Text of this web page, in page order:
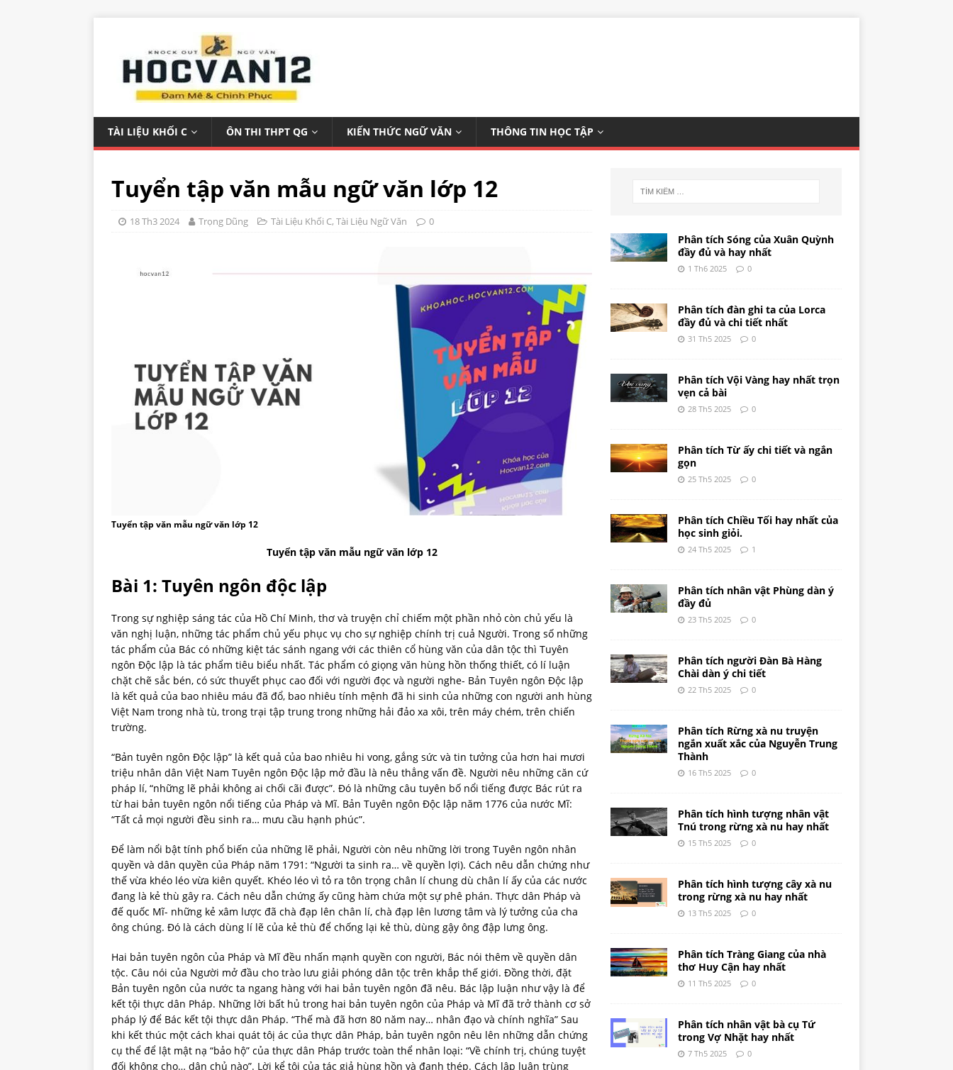
TÀI LIỆU KHỐI C ÔN THI THPT QG KIẾN THỨC NGỮ VĂN THÔNG TIN HỌC TẬP
Tuyển tập văn mẫu ngữ văn lớp 12
18 Th3 2024 Trọng Dũng Tài Liệu Khối C, Tài Liệu Ngữ Văn 0
Tuyển tập văn mẫu ngữ văn lớp 12
Tuyển tập văn mẫu ngữ văn lớp 12
Bài 1: Tuyên ngôn độc lập
Trong sự nghiệp sáng tác của Hồ Chí Minh, thơ và truyện chỉ chiếm một phần nhỏ còn chủ yếu là
văn nghị luận, những tác phẩm chủ yếu phục vụ cho sự nghiệp chính trị cuả Người. Trong số những
tác phẩm của Bác có những kiệt tác sánh ngang với các thiên cổ hùng văn của dân tộc thì Tuyên
ngôn Độc lập là tác phẩm tiêu biểu nhất. Tác phẩm có giọng văn hùng hồn thống thiết, có lí luận
chặt chẽ sắc bén, có sức thuyết phục cao đối với người đọc và người nghe- Bản Tuyên ngôn Độc lập
là kết quả của bao nhiêu máu đã đổ, bao nhiêu tính mệnh đã hi sinh của những con người anh hùng
Việt Nam trong nhà tù, trong trại tập trung trong những hải đảo xa xôi, trên máy chém, trên chiến
trường.
“Bản tuyên ngôn Độc lập” là kết quả của bao nhiêu hi vong, gắng sức và tin tưởng của hơn hai mươi
triệu nhân dân Việt Nam Tuyên ngôn Độc lập mở đầu là nêu thẳng vấn đề. Người nêu những căn cứ
pháp lí, “những lẽ phải không ai chối cãi được”. Đó là những câu tuyên bố nổi tiếng được Bác rút ra
từ hai bản tuyên ngôn nổi tiếng của Pháp và Mĩ. Bản Tuyên ngôn Độc lập năm 1776 của nước Mĩ:
“Tất cả mọi người đều sinh ra… mưu cầu hạnh phúc”.
Để làm nổi bật tính phổ biến của những lẽ phải, Người còn nêu những lời trong Tuyên ngôn nhân
quyền và dân quyền của Pháp năm 1791: “Người ta sinh ra… về quyền lợi). Cách nêu dẫn chứng như
thế vừa khéo léo vừa kiên quyết. Khéo léo vì tỏ ra tôn trọng chân lí chung dù chân lí ấy của các nước
đang là kẻ thù gây ra. Cách nêu dẫn chứng ấy cũng hàm chứa một sự phê phán. Thực dân Pháp và
đế quốc Mĩ- những kẻ xâm lược đã chà đạp lên chân lí, chà đạp lên lương tâm và lý tưởng của cha
ông chúng. Đó là cách dùng lí lẽ của kẻ thù để chống lại kẻ thù, dùng gậy ông đập lưng ông.
Hai bản tuyên ngôn của Pháp và Mĩ đều nhấn mạnh quyền con người, Bác nói thêm về quyền dân
tộc. Câu nói của Người mở đầu cho trào lưu giải phóng dân tộc trên khắp thế giới. Đồng thời, đặt
Bản tuyên ngôn của nước ta ngang hàng với hai bản tuyên ngôn đã nêu. Bác lập luận như vậy là để
kết tội thực dân Pháp. Những lời bất hủ trong hai bản tuyên ngôn của Pháp và Mĩ đã trở thành cơ sở
pháp lý để Bác kết tội thực dân Pháp. “Thế mà đã hơn 80 năm nay… nhân đạo và chính nghĩa” Sau
khi kết thúc một cách khai quát tôị ác của thực dân Pháp, bản tuyên ngôn nêu lên những dẫn chứng
cụ thể để lật mật nạ “bảo hộ” của thực dân Pháp trước toàn thể nhân loại: “Về chính trị, chúng tuyệt
đối không cho… dân chủ nào”. Lời kể tội của tác giả hùng hồn và đanh thép. Cách lập luận trùng
Phân tích Sóng của Xuân Quỳnh
đầy đủ và hay nhất
1 Th6 2025 0
Phân tích đàn ghi ta của Lorca
đầy đủ và chi tiết nhất
31 Th5 2025 0
Phân tích Vội Vàng hay nhất trọn
vẹn cả bài
28 Th5 2025 0
Phân tích Từ ấy chi tiết và ngắn
gọn
25 Th5 2025 0
Phân tích Chiều Tối hay nhất của
học sinh giỏi.
24 Th5 2025 1
Phân tích nhân vật Phùng dàn ý
đầy đủ
23 Th5 2025 0
Phân tích người Đàn Bà Hàng
Chài dàn ý chi tiết
22 Th5 2025 0
Phân tích Rừng xà nu truyện
ngắn xuất xắc của Nguyễn Trung
Thành
16 Th5 2025 0
Phân tích hình tượng nhân vật
Tnú trong rừng xà nu hay nhất
15 Th5 2025 0
Phân tích hình tượng cây xà nu
trong rừng xà nu hay nhất
13 Th5 2025 0
Phân tích Tràng Giang của nhà
thơ Huy Cận hay nhất
11 Th5 2025 0
Phân tích nhân vật bà cụ Tứ
trong Vợ Nhặt hay nhất
7 Th5 2025 0